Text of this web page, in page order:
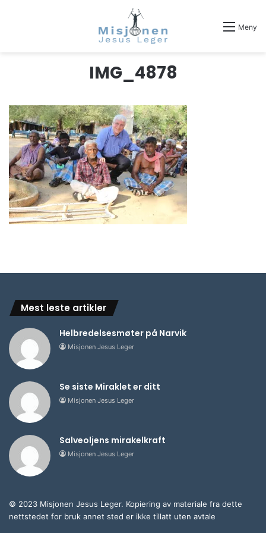
Meny
IMG_4878
Mest leste artikler
Helbredelsesmøter på Narvik
Misjonen Jesus Leger
Se siste Miraklet er ditt
Misjonen Jesus Leger
Salveoljens mirakelkraft
Misjonen Jesus Leger
© 2023 Misjonen Jesus Leger. Kopiering av materiale fra dette
nettstedet for bruk annet sted er ikke tillatt uten avtale